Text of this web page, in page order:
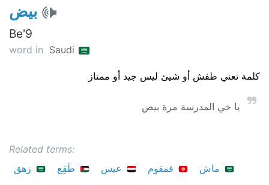
بيض
Be'9
word in Saudi
كلمة تعني طفش أو شيئ ليس جيد أو ممتاز
يا خي المدرسة مرة بيض
Related terms:
زهق
طَقِع عيس قمقوم
ماش